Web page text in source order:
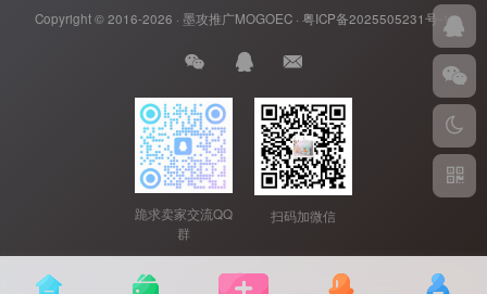
Copyright © 2016-2026 · 墨攻推广MOGOEC· 粤ICP备2025505231号-1.
跪求卖家交流QQ
群
扫码加微信